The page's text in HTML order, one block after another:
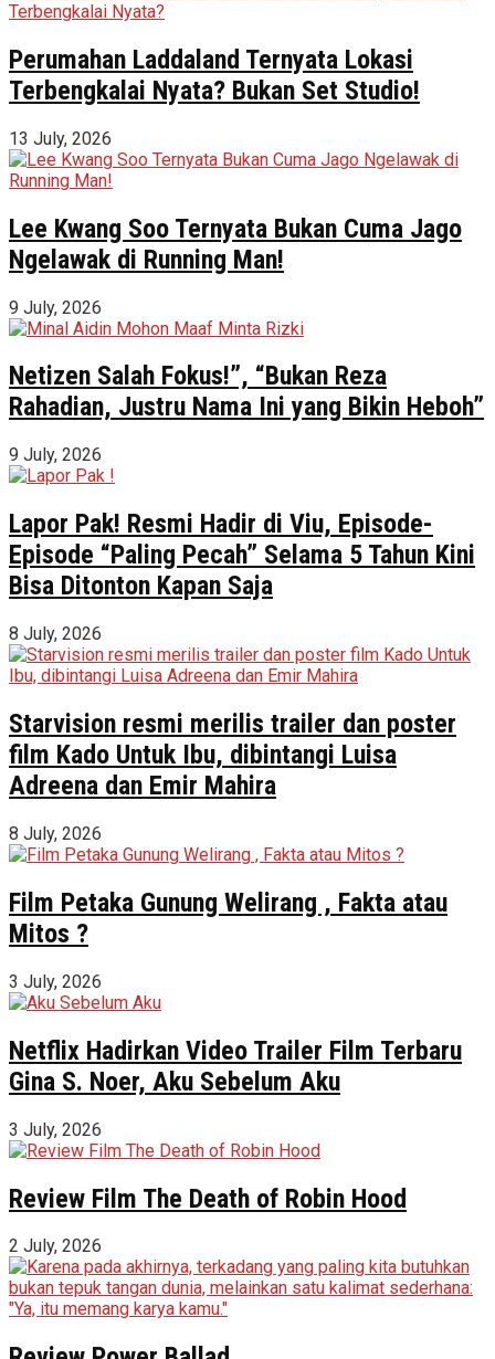
Perumahan Laddaland Ternyata Lokasi
Terbengkalai Nyata? Bukan Set Studio!
13 July, 2026
Lee Kwang Soo Ternyata Bukan Cuma Jago
Ngelawak di Running Man!
9 July, 2026
Netizen Salah Fokus!”, “Bukan Reza
Rahadian, Justru Nama Ini yang Bikin Heboh”
9 July, 2026
Lapor Pak! Resmi Hadir di Viu, Episode-
Episode “Paling Pecah” Selama 5 Tahun Kini
Bisa Ditonton Kapan Saja
8 July, 2026
Starvision resmi merilis trailer dan poster
film Kado Untuk Ibu, dibintangi Luisa
Adreena dan Emir Mahira
8 July, 2026
Film Petaka Gunung Welirang , Fakta atau
Mitos ?
3 July, 2026
Netflix Hadirkan Video Trailer Film Terbaru
Gina S. Noer, Aku Sebelum Aku
3 July, 2026
Review Film The Death of Robin Hood
2 July, 2026